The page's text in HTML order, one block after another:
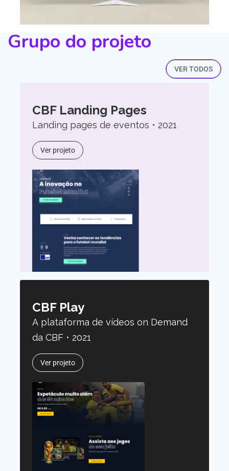
Grupo do projeto
VER TODOS
CBF Landing Pages
Landing pages de eventos • 2021
Ver projeto
CBF Play
A plataforma de vídeos on Demand
da CBF • 2021
Ver projeto